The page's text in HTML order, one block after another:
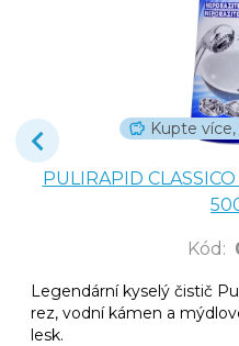
Kupte
PULIRAPID
Kód :
Legendární kyselý čistič
rez, vodní kámen a
lesk.